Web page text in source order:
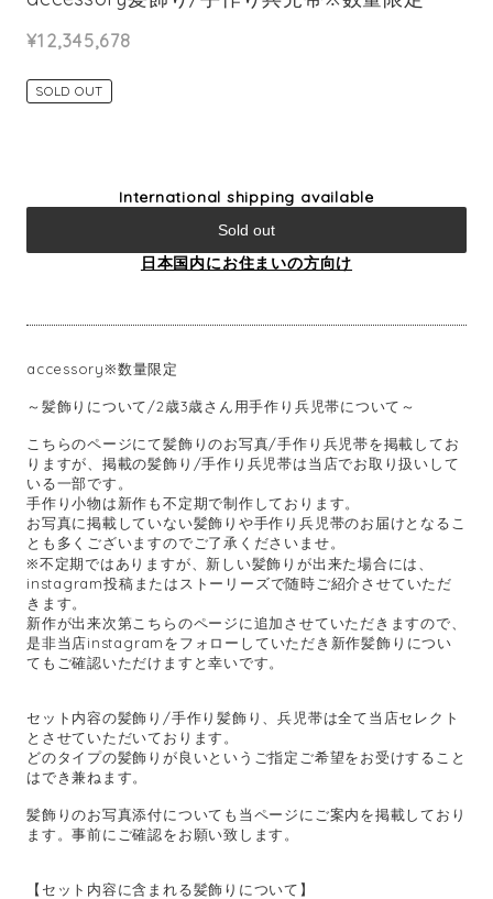
¥12,345,678
SOLD OUT
International shipping available
Sold out
日本国内にお住まいの方向け
accessory※数量限定
～髪飾りについて/2歳3歳さん用手作り兵児帯について～
こちらのページにて髪飾りのお写真/手作り兵児帯を掲載してお
りますが、掲載の髪飾り/手作り兵児帯は当店でお取り扱いして
いる一部です。
手作り小物は新作も不定期で制作しております。
お写真に掲載していない髪飾りや手作り兵児帯のお届けとなるこ
とも多くございますのでご了承くださいませ。
※不定期ではありますが、新しい髪飾りが出来た場合には、
instagram投稿またはストーリーズで随時ご紹介させていただ
きます。
新作が出来次第こちらのページに追加させていただきますので、
是非当店instagramをフォローしていただき新作髪飾りについ
てもご確認いただけますと幸いです。
セット内容の髪飾り/手作り髪飾り、兵児帯は全て当店セレクト
とさせていただいております。
どのタイプの髪飾りが良いというご指定ご希望をお受けすること
はでき兼ねます。
髪飾りのお写真添付についても当ページにご案内を掲載しており
ます。事前にご確認をお願い致します。
【セット内容に含まれる髪飾りについて】